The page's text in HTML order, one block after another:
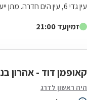
עין גדי 6, עין הים חדרה.
זמיןעד 21:00
קאופמן דוד - אהרון
היה ראשון לדרג